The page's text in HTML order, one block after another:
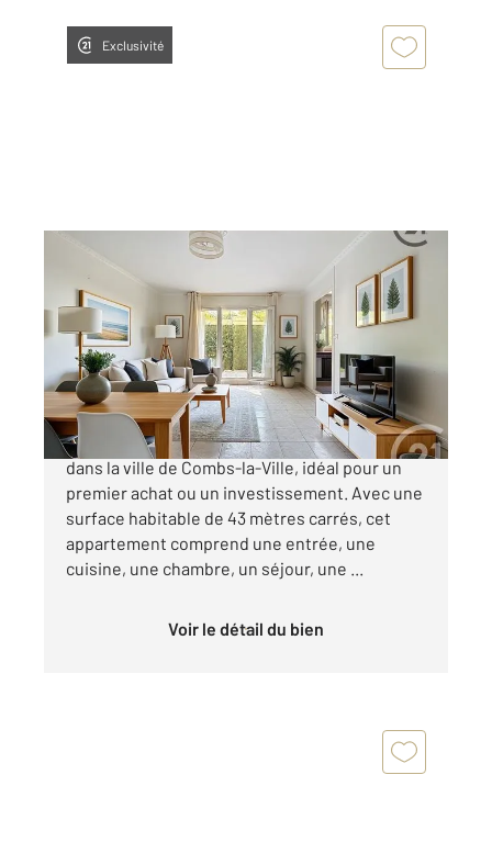
Exclusivité
COMBS LA VILLE 77
43,08 m
, 2 pièces
Ref : 27970
Appartement F2 à vendre
130 000 €
Découvrez cet appartement de 2 pièces situé
dans la ville de Combs-la-Ville, idéal pour un
premier achat ou un investissement. Avec une
surface habitable de 43 mètres carrés, cet
appartement comprend une entrée, une
cuisine, une chambre, un séjour, une ...
Voir le détail du bien